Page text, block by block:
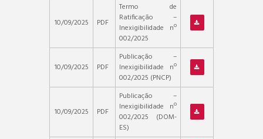
10/09/2025 PDF
Termo de
Ratificação –
Inexigibilidade nº
002/2025
10/09/2025 PDF
Publicação –
Inexigibilidade nº
002/2025 (PNCP)
10/09/2025 PDF
Publicação –
Inexigibilidade nº
002/2025 (DOM-
ES)